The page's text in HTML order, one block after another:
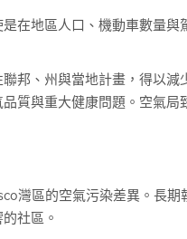
在地區人口、機動車數量
邦、州與當地計畫，得以
質與重大健康問題。空氣
灣區的空氣污染差異。長
社區。